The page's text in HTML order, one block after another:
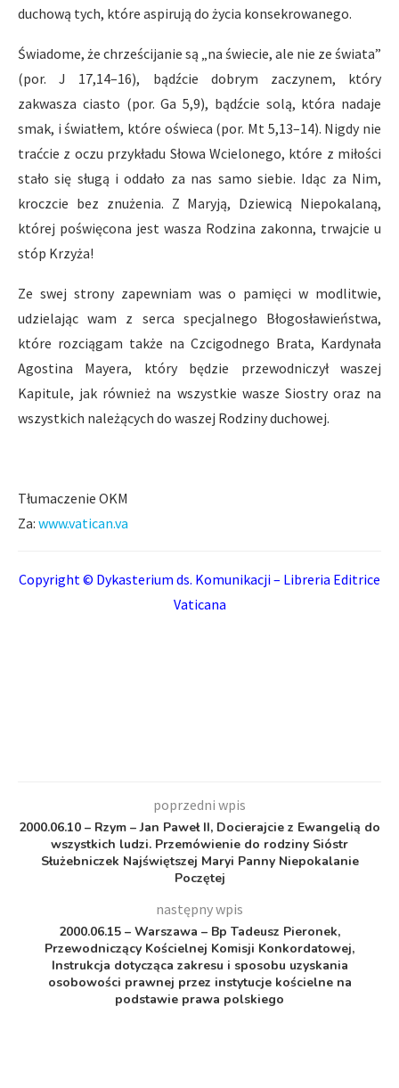
duchową tych, które aspirują do życia konsekrowanego.
Świadome, że chrześcijanie są „na świecie, ale nie ze świata”
(por. J 17,14–16), bądźcie dobrym zaczynem, który
zakwasza ciasto (por. Ga 5,9), bądźcie solą, która nadaje
smak, i światłem, które oświeca (por. Mt 5,13–14). Nigdy nie
traćcie z oczu przykładu Słowa Wcielonego, które z miłości
stało się sługą i oddało za nas samo siebie. Idąc za Nim,
kroczcie bez znużenia. Z Maryją, Dziewicą Niepokalaną,
której poświęcona jest wasza Rodzina zakonna, trwajcie u
stóp Krzyża!
Ze swej strony zapewniam was o pamięci w modlitwie,
udzielając wam z serca specjalnego Błogosławieństwa,
które rozciągam także na Czcigodnego Brata, Kardynała
Agostina Mayera, który będzie przewodniczył waszej
Kapitule, jak również na wszystkie wasze Siostry oraz na
wszystkich należących do waszej Rodziny duchowej.
Tłumaczenie OKM
Za: www.vatican.va
Copyright © Dykasterium ds. Komunikacji – Libreria Editrice
Vaticana
poprzedni wpis
2000.06.10 – Rzym – Jan Paweł II, Docierajcie z Ewangelią do
wszystkich ludzi. Przemówienie do rodziny Sióstr
Służebniczek Najświętszej Maryi Panny Niepokalanie
Poczętej
następny wpis
2000.06.15 – Warszawa – Bp Tadeusz Pieronek,
Przewodniczący Kościelnej Komisji Konkordatowej,
Instrukcja dotycząca zakresu i sposobu uzyskania
osobowości prawnej przez instytucje kościelne na
podstawie prawa polskiego